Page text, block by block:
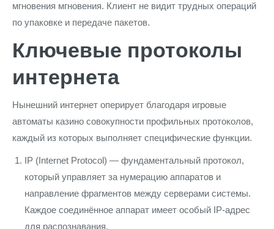
мгновения мгновения. Клиент не видит трудных операций
по упаковке и передаче пакетов.
Ключевые протоколы
интернета
Нынешний интернет оперирует благодаря игровые
автоматы казино совокупности профильных протоколов,
каждый из которых выполняет специфические функции.
IP (Internet Protocol) — фундаментальный протокол,
который управляет за нумерацию аппаратов и
направление фрагментов между серверами системы.
Каждое соединённое аппарат имеет особый IP-адрес
для распознавания.